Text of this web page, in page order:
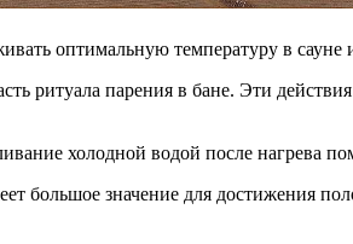
оптимальную температуру в сауне
ритуала парения в бане. Эти
холодной водой после нагрева
большое значение для достижения